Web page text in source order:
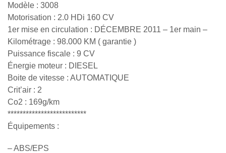
Modèle : 3008
Motorisation : 2.0 HDi 160 CV
1er mise en circulation : DÉCEMBRE 2011 – 1er main –
Kilométrage : 98.000 KM ( garantie )
Puissance fiscale : 9 CV
Énergie moteur : DIESEL
Boite de vitesse : AUTOMATIQUE
Crit’air : 2
Co2 : 169g/km
**************************
Équipements :
– ABS/EPS